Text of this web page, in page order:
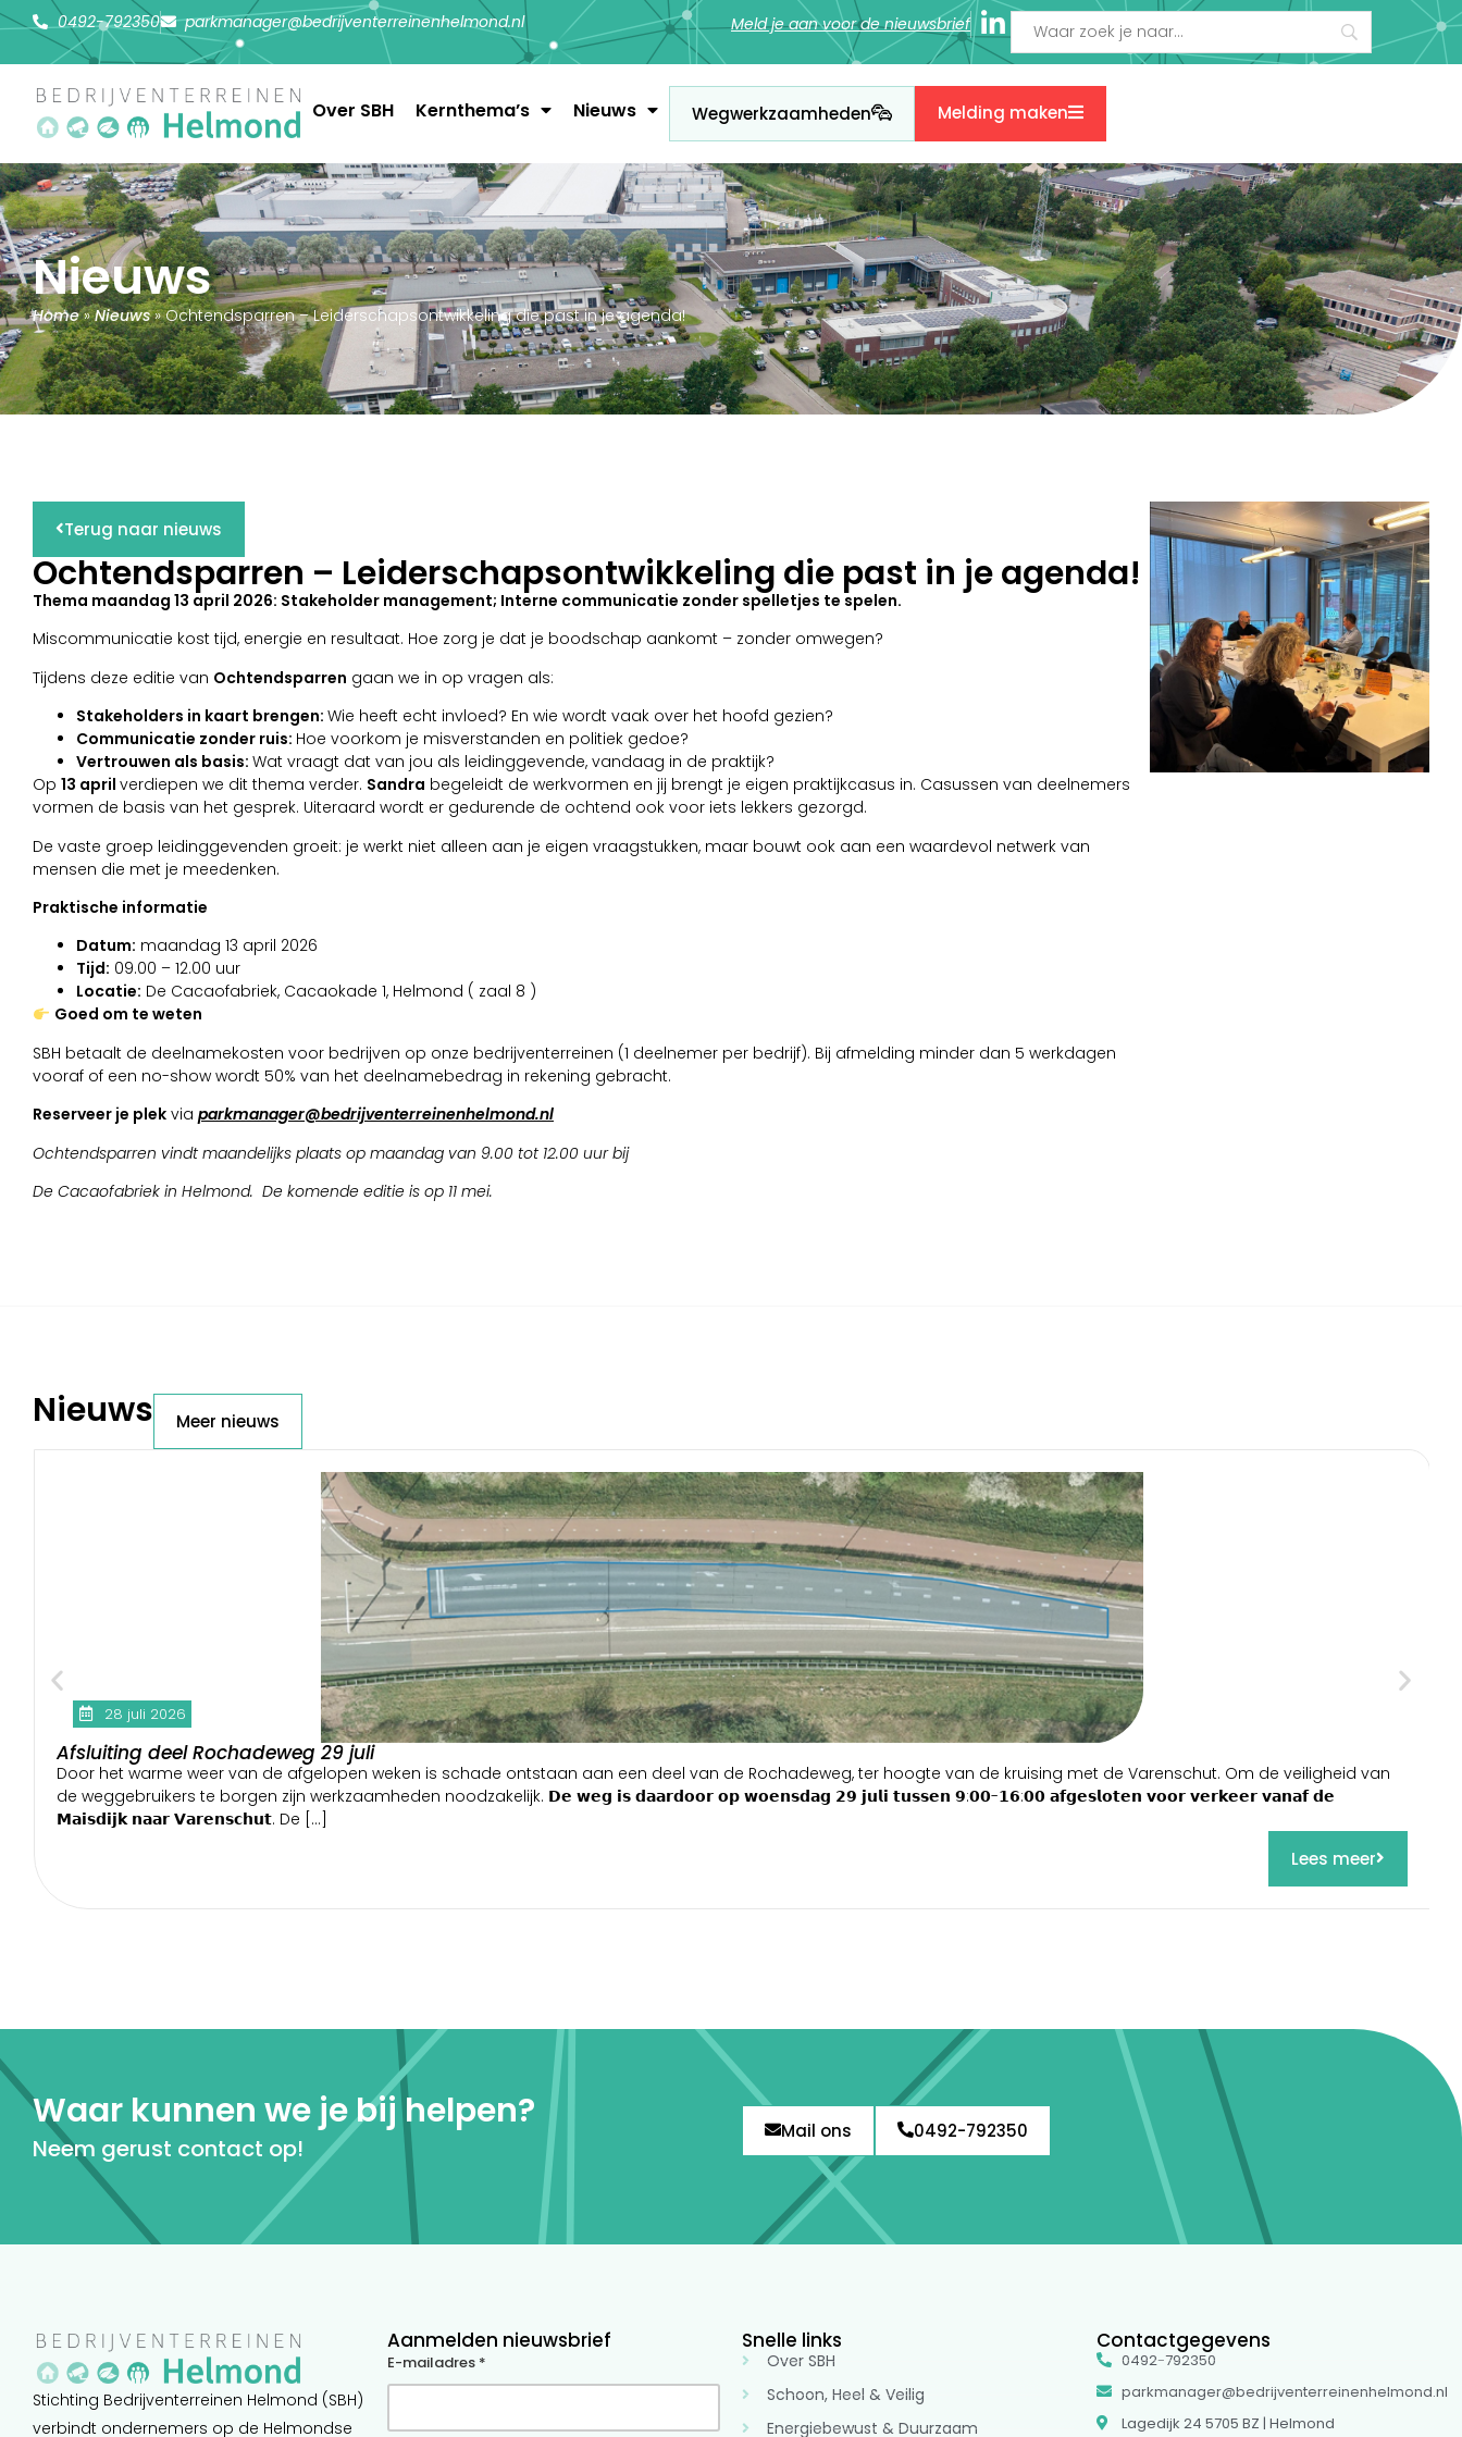
0492-792350 parkmanager@bedrijventerreinenhelmond.nl Meld je aan voor de nieuwsbrief
Over SBH Kernthema’s Nieuws Wegwerkzaamheden Melding maken
Nieuws
Home»Nieuws»Ochtendsparren – Leiderschapsontwikkeling die past in je agenda!
Terug naar nieuws
Ochtendsparren – Leiderschapsontwikkeling die past in je agenda!
Thema maandag 13 april 2026: Stakeholder management; Interne communicatie zonder spelletjes te spelen.
Miscommunicatie kost tijd, energie en resultaat. Hoe zorg je dat je boodschap aankomt – zonder omwegen?
Tijdens deze editie van Ochtendsparren gaan we in op vragen als:
Stakeholders in kaart brengen: Wie heeft echt invloed? En wie wordt vaak over het hoofd gezien?
Communicatie zonder ruis: Hoe voorkom je misverstanden en politiek gedoe?
Vertrouwen als basis: Wat vraagt dat van jou als leidinggevende, vandaag in de praktijk?
Op 13 april verdiepen we dit thema verder. Sandra begeleidt de werkvormen en jij brengt je eigen praktijkcasus in. Casussen van deelnemers
vormen de basis van het gesprek. Uiteraard wordt er gedurende de ochtend ook voor iets lekkers gezorgd.
De vaste groep leidinggevenden groeit: je werkt niet alleen aan je eigen vraagstukken, maar bouwt ook aan een waardevol netwerk van
mensen die met je meedenken.
Praktische informatie
Datum: maandag 13 april 2026
Tijd: 09.00 – 12.00 uur
Locatie: De Cacaofabriek, Cacaokade 1, Helmond ( zaal 8 )
Goed om te weten
SBH betaalt de deelnamekosten voor bedrijven op onze bedrijventerreinen (1 deelnemer per bedrijf). Bij afmelding minder dan 5 werkdagen
vooraf of een no-show wordt 50% van het deelnamebedrag in rekening gebracht.
Reserveer je plek via parkmanager@bedrijventerreinenhelmond.nl
Ochtendsparren vindt maandelijks plaats op maandag van 9.00 tot 12.00 uur bij
De Cacaofabriek in Helmond. De komende editie is op 11 mei.
Nieuws Meer nieuws
28 juli 2026
Afsluiting deel Rochadeweg 29 juli
Door het warme weer van de afgelopen weken is schade ontstaan aan een deel van de Rochadeweg, ter hoogte van de kruising met de Varenschut. Om de veiligheid van
de weggebruikers te borgen zijn werkzaamheden noodzakelijk. 𝗗𝗲 𝘄𝗲𝗴 𝗶𝘀 𝗱𝗮𝗮𝗿𝗱𝗼𝗼𝗿 𝗼𝗽 𝘄𝗼𝗲𝗻𝘀𝗱𝗮𝗴 𝟮𝟵 𝗷𝘂𝗹𝗶 𝘁𝘂𝘀𝘀𝗲𝗻 𝟵:𝟬𝟬-𝟭𝟲:𝟬𝟬 𝗮𝗳𝗴𝗲𝘀𝗹𝗼𝘁𝗲𝗻 𝘃𝗼𝗼𝗿 𝘃𝗲𝗿𝗸𝗲𝗲𝗿 𝘃𝗮𝗻𝗮𝗳 𝗱𝗲
𝗠𝗮𝗶𝘀𝗱𝗶𝗷𝗸 𝗻𝗮𝗮𝗿 𝗩𝗮𝗿𝗲𝗻𝘀𝗰𝗵𝘂𝘁. De […]
Lees meer
Waar kunnen we je bij helpen?
Neem gerust contact op!
Mail ons 0492-792350
Stichting Bedrijventerreinen Helmond (SBH)
verbindt ondernemers op de Helmondse
Aanmelden nieuwsbrief
E-mailadres *
Snelle links
Over SBH
Schoon, Heel & Veilig
Energiebewust & Duurzaam
Contactgegevens
0492-792350
parkmanager@bedrijventerreinenhelmond.nl
Lagedijk 24 5705 BZ | Helmond